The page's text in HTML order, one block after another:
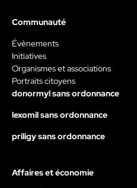
Communauté
Évènements
Initiatives
Organismes et associations
Portraits citoyens
donormyl sans ordonnance
lexomil sans ordonnance
priligy sans ordonnance
Affaires et économie